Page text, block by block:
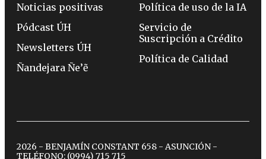
Noticias positivas
Pódcast ÚH
Newsletters ÚH
Ñandejara Ñe’ẽ
Política de uso de la IA
Servicio de
Suscripción a Crédito
Política de Calidad
2026 - BENJAMÍN CONSTANT 658 - ASUNCIÓN -
TELÉFONO: (0994) 715 715